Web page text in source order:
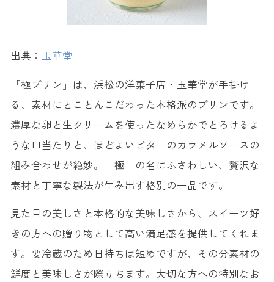
出典： 玉華堂
「極プリン」は、浜松の洋菓子店・玉華堂が手掛け
る、素材にとことんこだわった本格派のプリンです。
濃厚な卵と生クリームを使ったなめらかでとろけるよ
うな口当たりと、ほどよいビターのカラメルソースの
組み合わせが絶妙。「極」の名にふさわしい、贅沢な
素材と丁寧な製法が生み出す格別の一品です。
見た目の美しさと本格的な美味しさから、スイーツ好
きの方への贈り物として高い満足感を提供してくれま
す。要冷蔵のため日持ちは短めですが、その分素材の
鮮度と美味しさが際立ちます。大切な方への特別なお